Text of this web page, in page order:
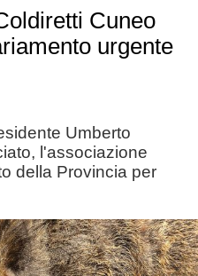
Cuneo
urgente
Umberto
l'associazione
della Provincia per